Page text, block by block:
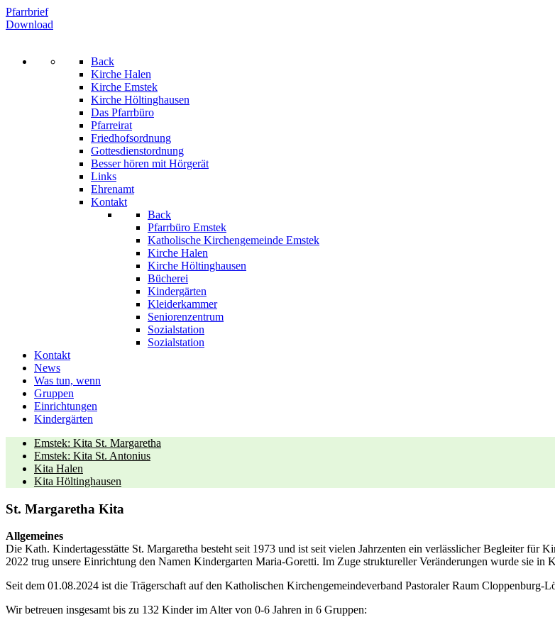
Pfarrbrief
Download
Back
Kirche Halen
Kirche Emstek
Kirche Höltinghausen
Das Pfarrbüro
Pfarreirat
Friedhofsordnung
Gottesdienstordnung
Besser hören mit Hörgerät
Links
Ehrenamt
Kontakt
Back
Pfarrbüro Emstek
Katholische Kirchengemeinde Emstek
Kirche Halen
Kirche Höltinghausen
Bücherei
Kindergärten
Kleiderkammer
Seniorenzentrum
Sozialstation
Sozialstation
Kontakt
News
Was tun, wenn
Gruppen
Einrichtungen
Kindergärten
Emstek: Kita St. Margaretha
Emstek: Kita St. Antonius
Kita Halen
Kita Höltinghausen
St. Margaretha Kita
Allgemeines
Die Kath. Kindertagesstätte St. Margaretha besteht seit 1973 und ist seit vielen Jahrzenten ein verlässlicher Begleiter für
2022 trug unsere Einrichtung den Namen Kindergarten Maria-Goretti. Im Zuge struktureller Veränderungen wurde sie in
Seit dem 01.08.2024 ist die Trägerschaft auf den Katholischen Kirchengemeindeverband Pastoraler Raum Cloppenburg-
Wir betreuen insgesamt bis zu 132 Kinder im Alter von 0-6 Jahren in 6 Gruppen: